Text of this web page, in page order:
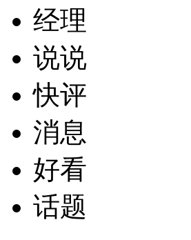
经理
说说
快评
消息
好看
话题